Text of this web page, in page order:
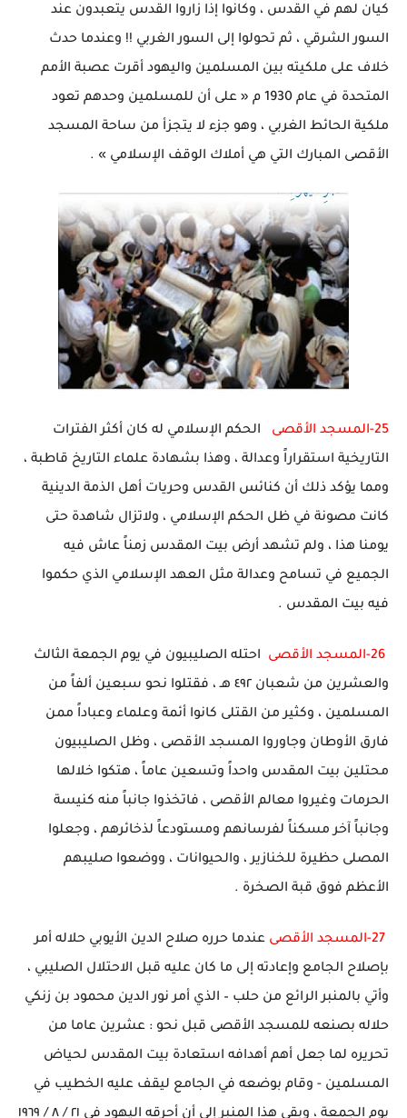
كيان لهم في القدس ، وكانوا إذا زاروا القدس يتعبدون عند
السور الشرقي ، ثم تحولوا إلى السور الغربي !! وعندما حدث
خلاف على ملكيته بين المسلمين واليهود أقرت عصبة الأمم
المتحدة في عام 1930 م « على أن للمسلمين وحدهم تعود
ملكية الحائط الغربي ، وهو جزء لا يتجزأ من ساحة المسجد
الأقصى المبارك التي هي أملاك الوقف الإسلامي » .
25-المسجد الأقصى
الحكم الإسلامي له كان أكثر الفترات
التاريخية استقراراً وعدالة ، وهذا بشهادة علماء التاريخ قاطبة ،
ومما يؤكد ذلك أن كنائس القدس وحريات أهل الذمة الدينية
كانت مصونة في ظل الحكم الإسلامي ، ولاتزال شاهدة حتى
يومنا هذا ، ولم تشهد أرض بيت المقدس زمناً عاش فيه
الجميع في تسامح وعدالة مثل العهد الإسلامي الذي حكموا
فيه بيت المقدس .
26- المسجد الأقصى احتله الصليبيون في يوم الجمعة الثالث
والعشرين من شعبان ٤٩٢ هـ ، فقتلوا نحو سبعين ألفاً من
المسلمين ، وكثير من القتلى كانوا أئمة وعلماء وعباداً ممن
فارق الأوطان وجاوروا المسجد الأقصى ، وظل الصليبيون
محتلين بيت المقدس واحداً وتسعين عاماً ، هتكوا خلالها
الحرمات وغيروا معالم الأقصى ، فاتخذوا جانباً منه كنيسة
وجانباً آخر مسكناً لفرسانهم ومستودعاً لذخائرهم ، وجعلوا
المصلى حظيرة للخنازير ، والحيوانات ، ووضعوا صليبهم
الأعظم فوق قبة الصخرة .
27- المسجد الأقصى عندما حرره صلاح الدين الأيوبي حلاله أمر
بإصلاح الجامع وإعادته إلى ما كان عليه قبل الاحتلال الصليبي ،
وأتي بالمنبر الرائع من حلب – الذي أمر نور الدين محمود بن زنكي
حلاله بصنعه للمسجد الأقصى قبل نحو : عشرين عاما من
تحريره لما جعل أهم أهدافه استعادة بيت المقدس لحياض
المسلمين - وقام بوضعه في الجامع ليقف عليه الخطيب في
يوم الجمعة ، وبقي هذا المنبر إلى أن أحرقه اليهود في ٢١ / ٨ / ١٩٦٩